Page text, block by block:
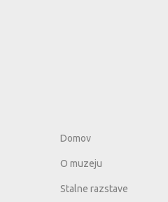
Domov
O muzeju
Stalne razstave